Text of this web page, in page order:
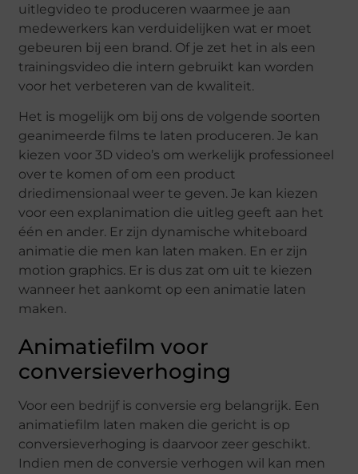
uitlegvideo te produceren waarmee je aan
medewerkers kan verduidelijken wat er moet
gebeuren bij een brand. Of je zet het in als een
trainingsvideo die intern gebruikt kan worden
voor het verbeteren van de kwaliteit.
Het is mogelijk om bij ons de volgende soorten
geanimeerde films te laten produceren. Je kan
kiezen voor 3D video’s om werkelijk professioneel
over te komen of om een product
driedimensionaal weer te geven. Je kan kiezen
voor een explanimation die uitleg geeft aan het
één en ander. Er zijn dynamische whiteboard
animatie die men kan laten maken. En er zijn
motion graphics. Er is dus zat om uit te kiezen
wanneer het aankomt op een animatie laten
maken.
Animatiefilm voor
conversieverhoging
Voor een bedrijf is conversie erg belangrijk. Een
animatiefilm laten maken die gericht is op
conversieverhoging is daarvoor zeer geschikt.
Indien men de conversie verhogen wil kan men